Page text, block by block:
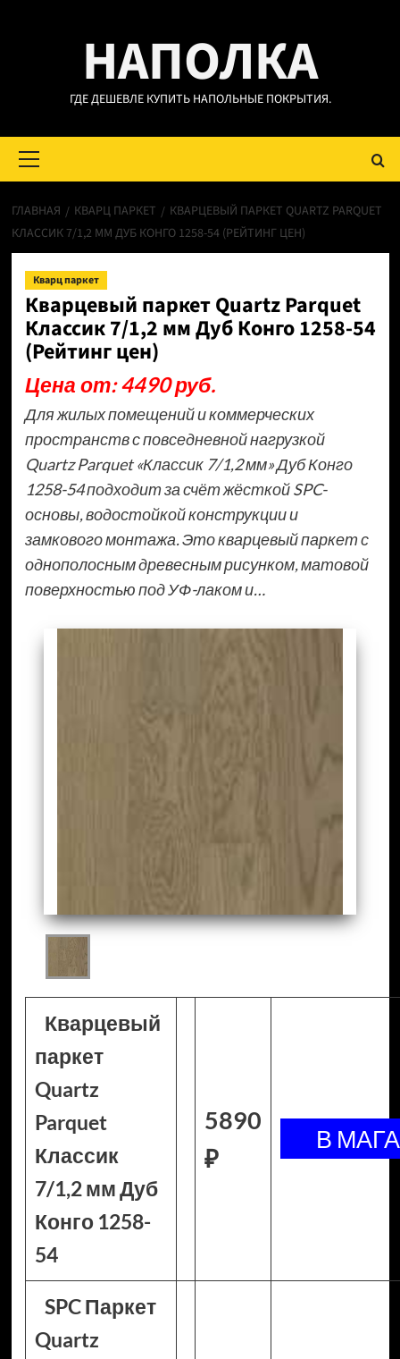
НАПОЛКА
ГДЕ ДЕШЕВЛЕ КУПИТЬ НАПОЛЬНЫЕ ПОКРЫТИЯ.
меню
ГЛАВНАЯ КВАРЦ ПАРКЕТ
КВАРЦЕВЫЙ ПАРКЕТ QUARTZ PARQUET
КЛАССИК 7/1,2 ММ ДУБ КОНГО 1258-54 (РЕЙТИНГ ЦЕН)
Кварц паркет
Кварцевый паркет Quartz Parquet
Классик 7/1,2 мм Дуб Конго 1258-54
(Рейтинг цен)
Цена от: 4490 руб.
Для жилых помещений и коммерческих
пространств с повседневной нагрузкой
Quartz Parquet «Классик 7/1,2 мм» Дуб Конго
1258-54 подходит за счёт жёсткой SPC-
основы, водостойкой конструкции и
замкового монтажа. Это кварцевый паркет с
однополосным древесным рисунком, матовой
поверхностью под УФ-лаком и…
Кварцевый
паркет
Quartz
Parquet
Классик
7/1,2 мм Дуб
Конго 1258-
54
5890
₽
SPC Паркет
Quartz